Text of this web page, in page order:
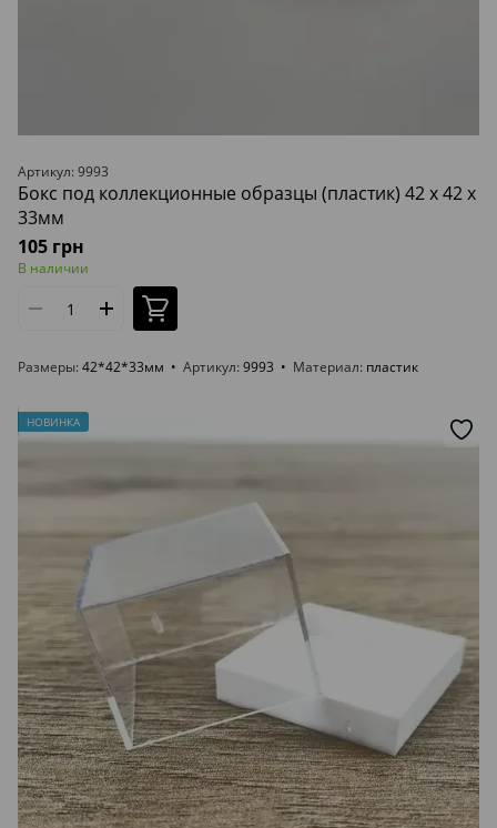
Артикул: 9993
Бокс под коллекционные образцы (пластик) 42 x 42 x
33мм
105 грн
В наличии
Размеры 42*42*33мм Артикул 9993 Материал пластик
НОВИНКА